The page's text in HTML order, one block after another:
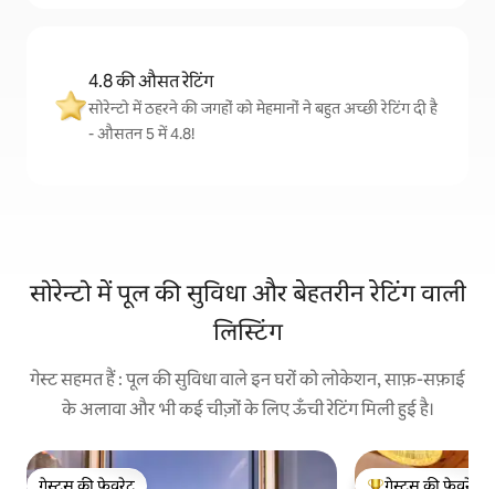
4.8 की औसत रेटिंग
सोरेन्टो में ठहरने की जगहों को मेहमानों ने बहुत अच्छी रेटिंग दी है
- औसतन 5 में 4.8!
सोरेन्टो में पूल की सुविधा और बेहतरीन रेटिंग वाली
लिस्टिंग
गेस्ट सहमत हैं : पूल की सुविधा वाले इन घरों को लोकेशन, साफ़-सफ़ाई
के अलावा और भी कई चीज़ों के लिए ऊँची रेटिंग मिली हुई है।